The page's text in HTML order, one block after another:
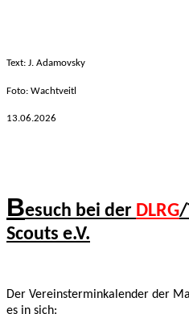
Text: J. Adamovsky
Foto: Wachtveitl
13.06.2026
Besuch bei der DLRG/
Scouts e.V.
Der Vereinsterminkalender der
es in sich: